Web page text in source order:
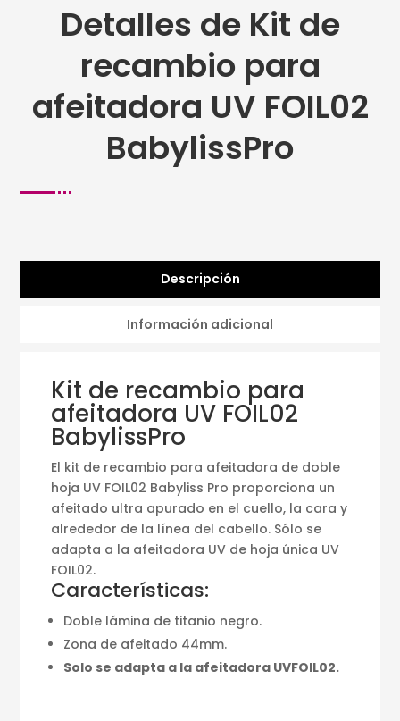
Detalles de Kit de
recambio para
afeitadora UV FOIL02
BabylissPro
Descripción
Información adicional
Kit de recambio para
afeitadora UV FOIL02
BabylissPro
El kit de recambio para afeitadora de doble
hoja UV FOIL02 Babyliss Pro proporciona un
afeitado ultra apurado en el cuello, la cara y
alrededor de la línea del cabello. Sólo se
adapta a la afeitadora UV de hoja única UV
FOIL02.
Características:
Doble lámina de titanio negro.
Zona de afeitado 44mm.
Solo se adapta a la afeitadora UVFOIL02.